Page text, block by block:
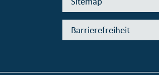
Barrierefreiheit